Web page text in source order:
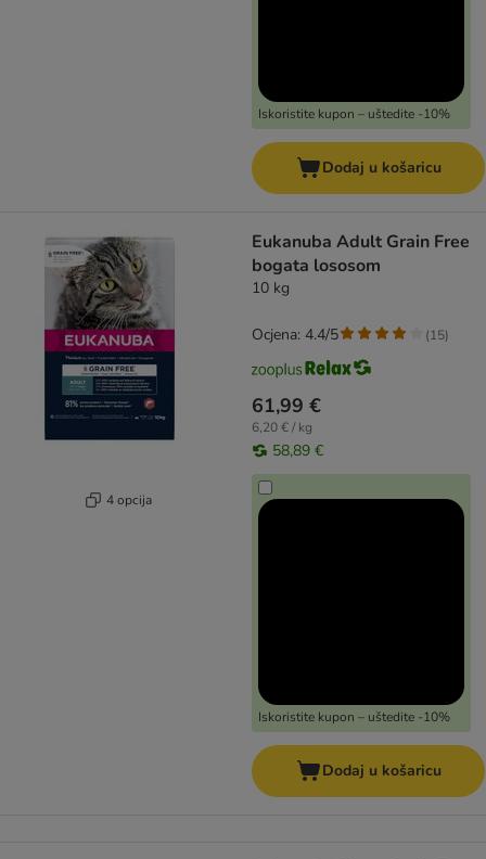
Iskoristite kupon – uštedite -10%
Dodaj u košaricu
4 opcija
Eukanuba Adult Grain Free
bogata lososom
10 kg
61,99 €
6,20 € / kg
58,89 €
Iskoristite kupon – uštedite -10%
Ocjena: 4.4/5 (15)
Dodaj u košaricu